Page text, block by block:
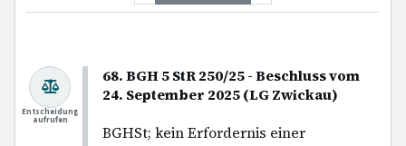
68. BGH 5 StR 250/25 - Beschluss vom
24. September 2025 (LG Zwickau)
BGHSt; kein Erfordernis einer
Entscheidung
aufrufen